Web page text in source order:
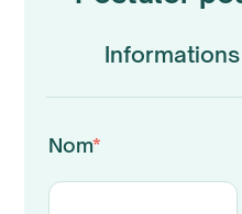
Nom*